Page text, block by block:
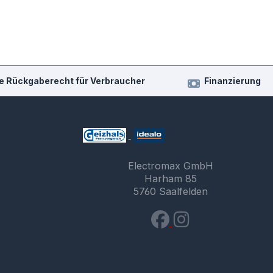
Rückgaberecht für Verbraucher Finanzierung
Electromax GmbH
Harham 85
5760 Saalfelden